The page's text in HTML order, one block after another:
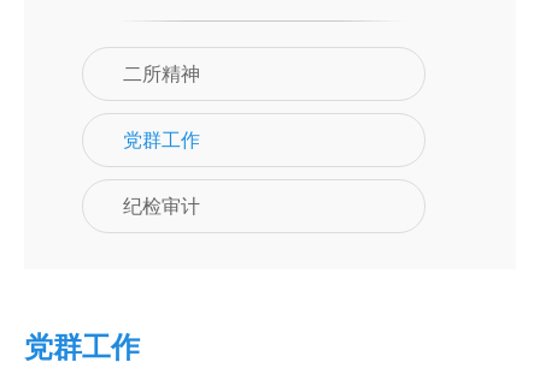
二所精神
党群工作
纪检审计
党群工作